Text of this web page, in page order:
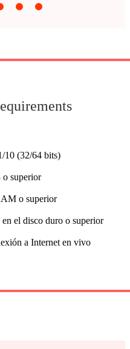
10 (32/64 bits)
o superior
o superior
el disco duro o superior
a Internet en vivo